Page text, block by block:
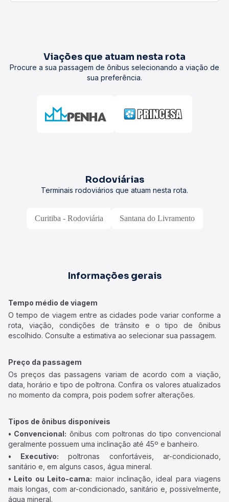
Viações que atuam nesta rota
Procure a sua passagem de ônibus selecionando a viação de
sua preferência.
Rodoviárias
Terminais rodoviários que atuam nesta rota.
Curitiba - Rodoviária Santana do Livramento
Informações gerais
Tempo médio de viagem
O tempo de viagem entre as cidades pode variar conforme a
rota, viação, condições de trânsito e o tipo de ônibus
escolhido. Consulte a estimativa ao selecionar sua passagem.
Preço da passagem
Os preços das passagens variam de acordo com a viação,
data, horário e tipo de poltrona. Confira os valores atualizados
no momento da compra, pois podem sofrer alterações.
Tipos de ônibus disponíveis
• Convencional: ônibus com poltronas do tipo convencional
geralmente possuem uma inclinação até 45º e banheiro.
• Executivo: poltronas confortáveis, ar-condicionado,
sanitário e, em alguns casos, água mineral.
• Leito ou Leito-cama: maior inclinação, ideal para viagens
mais longas, com ar-condicionado, sanitário e, possivelmente,
água mineral.